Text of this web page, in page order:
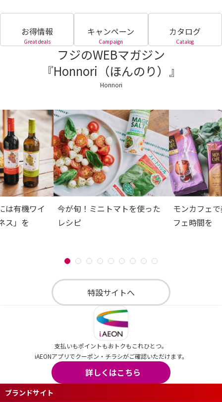
お得情報
Great deals
キャンペーン
Campaign
カタログ
Catalog
フジのWEBマガジン
『Honnori（ほんのり）』
Honnori
は有機ワイ
ス」を
今が旬！ミニトマトを使った
レシピ
モンカフェ
フェ時間を
特設サイトへ
支払いもポイントもおトクもこれひとつ。
iAEONアプリでクーポン・チラシがご確認いただけます。
詳しくはこちら
ブランドサイト